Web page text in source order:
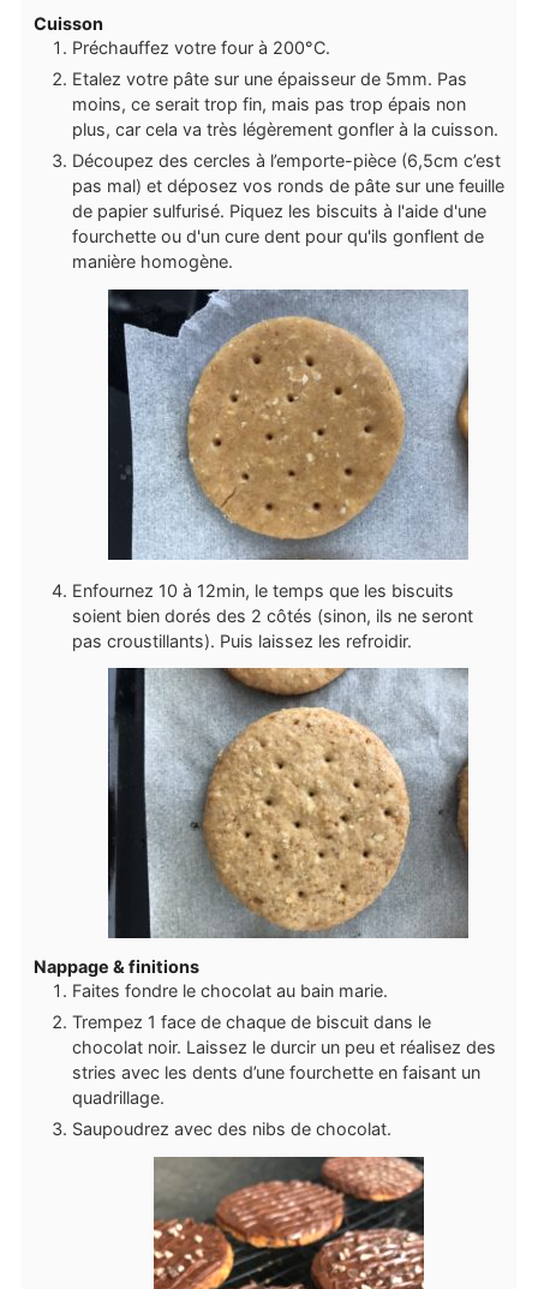
Cuisson
Préchauffez votre four à 200°C.
Etalez votre pâte sur une épaisseur de 5mm. Pas
moins, ce serait trop fin, mais pas trop épais non
plus, car cela va très légèrement gonfler à la cuisson.
Découpez des cercles à l’emporte-pièce (6,5cm c’est
pas mal) et déposez vos ronds de pâte sur une feuille
de papier sulfurisé. Piquez les biscuits à l'aide d'une
fourchette ou d'un cure dent pour qu'ils gonflent de
manière homogène.
Enfournez 10 à 12min, le temps que les biscuits
soient bien dorés des 2 côtés (sinon, ils ne seront
pas croustillants). Puis laissez les refroidir.
Nappage & finitions
Faites fondre le chocolat au bain marie.
Trempez 1 face de chaque de biscuit dans le
chocolat noir. Laissez le durcir un peu et réalisez des
stries avec les dents d’une fourchette en faisant un
quadrillage.
Saupoudrez avec des nibs de chocolat.